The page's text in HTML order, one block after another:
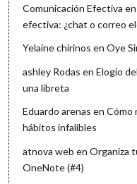
Comunicación Efectiva
efectiva: ¿chat o correo
Yelaine chirinos enOye
ashley Rodas enElogio
una libreta
Eduardo arenas enCómo
hábitos infalibles
atnova web enOrganiza
OneNote (#4)